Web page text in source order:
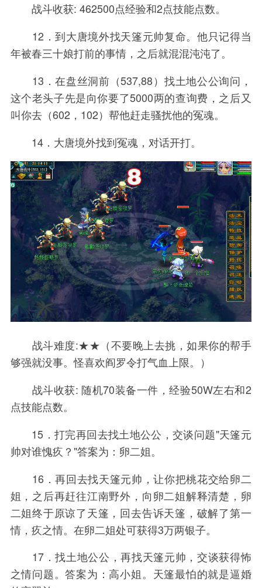
战斗收获: 462500点经验和2点技能点数。
12．到大唐境外找天篷元帅复命。他只记得当
年被春三十娘打前的事情，之后就混混沌沌了。
13．在盘丝洞前（537,88）找土地公公询问，
这个老头子先是向你要了5000两的查询费，之后又
叫你去（602，102）帮他赶走骚扰他的冤魂。
14．大唐境外找到冤魂，对话开打。
战斗难度:★★（不要晚上去挑，如果你的帮手
够强就没事。怪喜欢阎罗令打气血上限。）
战斗收获: 随机70装备一件，经验50W左右和2
点技能点数。
15．打完再回去找土地公公，交谈问题"天篷元
帅对谁愧疚？"答案为：卵二姐。
16．再回去找天篷元帅，让你把桃花交给卵二
姐，之后再赶往江南野外，向卵二姐解释清楚，卵
二姐终于原谅了天篷，回去告诉天篷，破解了第一
情，疚之情。在卵二姐处可获得3万两银子。
17．找土地公公，再找天篷元帅，交谈获得怖
之情问题。答案为：高小姐。天篷最怕的就是逼婚